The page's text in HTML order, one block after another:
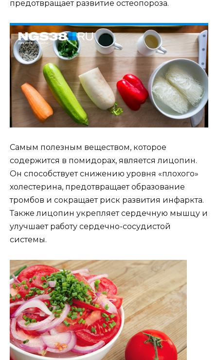
предотвращает развитие остеопороза.
Самым полезным веществом, которое
содержится в помидорах, является лицопин.
Он способствует снижению уровня «плохого»
холестерина, предотвращает образование
тромбов и сокращает риск развития инфаркта.
Также лицопин укрепляет сердечную мышцу и
улучшает работу сердечно-сосудистой
системы.